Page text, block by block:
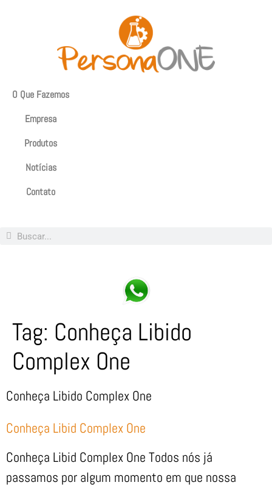
O Que Fazemos
Empresa
Produtos
Notícias
Contato
Tag: Conheça Libido
Complex One
Conheça Libido Complex One
Conheça Libid Complex One
Conheça Libid Complex One Todos nós já
passamos por algum momento em que nossa